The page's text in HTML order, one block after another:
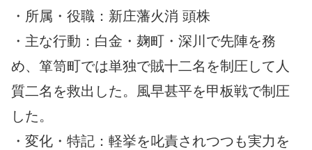
・所属・役職：新庄藩火消 頭株
・主な行動：白金・麹町・深川で先陣を務
め、箪笥町では単独で賊十二名を制圧して人
質二名を救出した。風早甚平を甲板戦で制圧
した。
・変化・特記：軽挙を叱責されつつも実力を